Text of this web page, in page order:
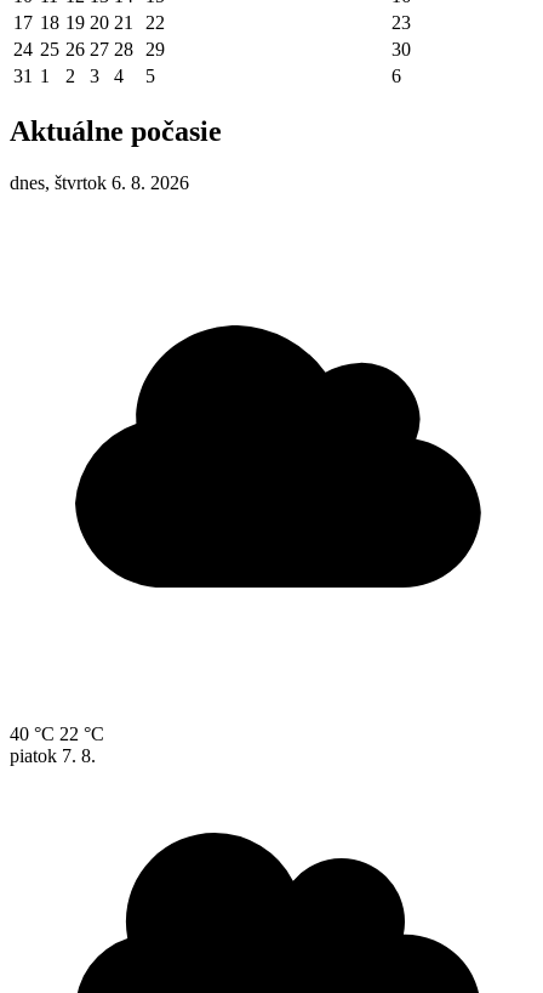
17 18 19 20 21 22
23
24 25 26 27 28 29
30
31 1 2 3 4 5 6
Aktuálne počasie
dnes, štvrtok 6. 8. 2026
40 °C 22 °C
piatok 7. 8.